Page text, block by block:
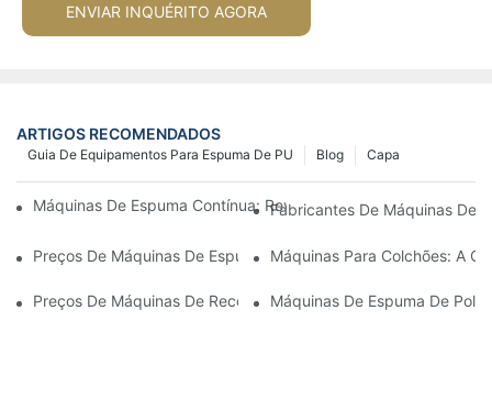
ENVIAR INQUÉRITO AGORA
ARTIGOS RECOMENDADOS
Capa
Blog
Guia De Equipamentos Para Espuma De PU
Máquinas De Espuma Contínua: Revolucionando A Produção
Fabricantes De Máquinas De
Preços De Máquinas De Espuma Em Lote: O Que Esperar No
Máquinas Para Colchões: A
Preços De Máquinas De Recolagem De Espuma: Fatores Que
Máquinas De Espuma De